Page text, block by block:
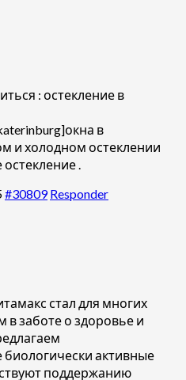
: остекление в
в
и холодном остеклении
.
#30809 Responder
стал для многих
заботе о здоровье и
активные
поддержанию